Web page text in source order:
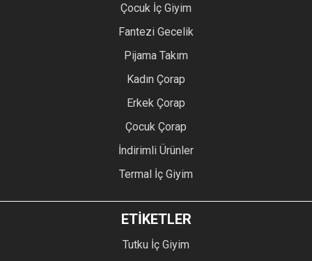
Çocuk İç Giyim
Fantezi Gecelik
Pijama Takım
Kadın Çorap
Erkek Çorap
Çocuk Çorap
İndirimli Ürünler
Termal İç Giyim
ETİKETLER
Tutku İç Giyim